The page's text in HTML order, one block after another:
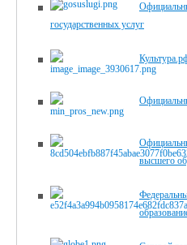
государственных услуг
высшего